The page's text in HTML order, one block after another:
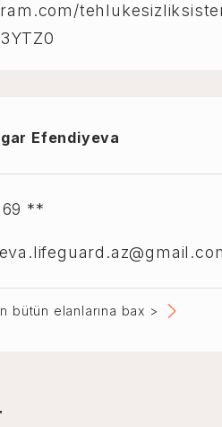
Efendiyeva
69 **
bütün elanlarına bax >